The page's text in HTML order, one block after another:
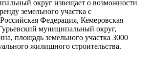
округ извещает о возможности
земельного участка с
Федерация, Кемеровская
муниципальный округ,
площадь земельного участка 3000
жилищного строительства.